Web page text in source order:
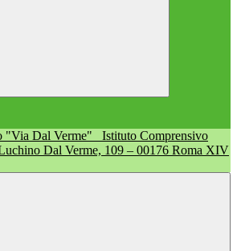
Istituto Comprensivo
Dal Verme, 109 – 00176 Roma XIV